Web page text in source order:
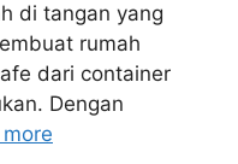
di tangan yang
rumah
dari container
Dengan